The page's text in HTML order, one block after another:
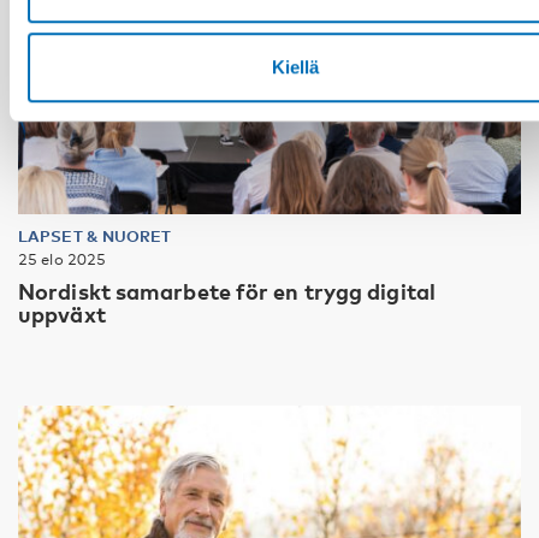
Kiellä
LAPSET & NUORET
25 elo 2025
Nordiskt samarbete för en trygg digital
uppväxt